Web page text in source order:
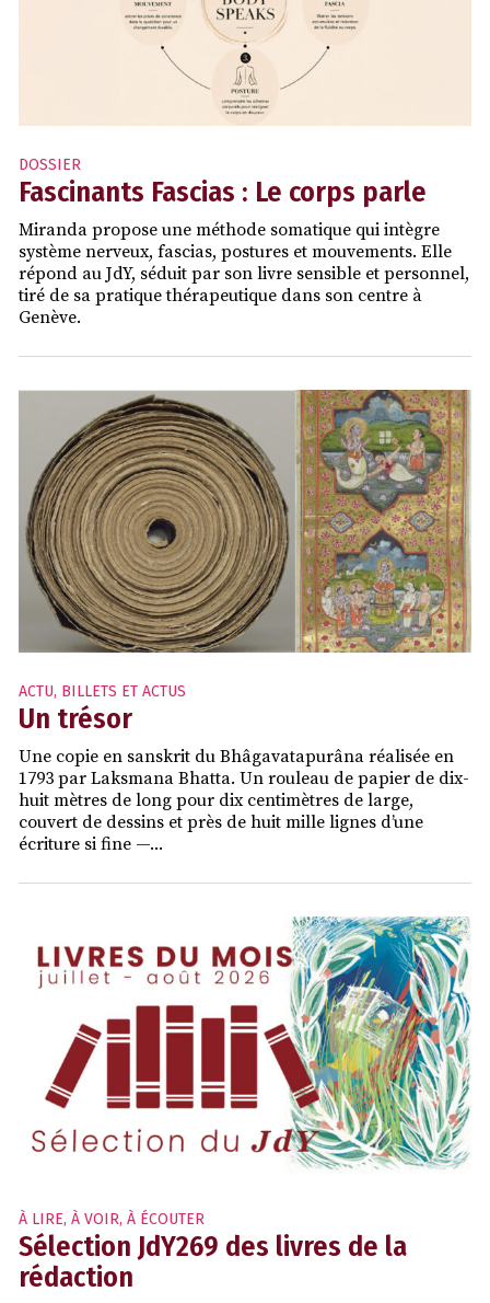
DOSSIER
Fascinants Fascias : Le corps parle
Miranda propose une méthode somatique qui intègre
système nerveux, fascias, postures et mouvements. Elle
répond au JdY, séduit par son livre sensible et personnel,
tiré de sa pratique thérapeutique dans son centre à
Genève.
ACTU, BILLETS ET ACTUS
Un trésor
Une copie en sanskrit du Bhâgavatapurâna réalisée en
1793 par Laksmana Bhatta. Un rouleau de papier de dix-
huit mètres de long pour dix centimètres de large,
couvert de dessins et près de huit mille lignes d’une
écriture si fine —...
À LIRE, À VOIR, À ÉCOUTER
Sélection JdY269 des livres de la
rédaction